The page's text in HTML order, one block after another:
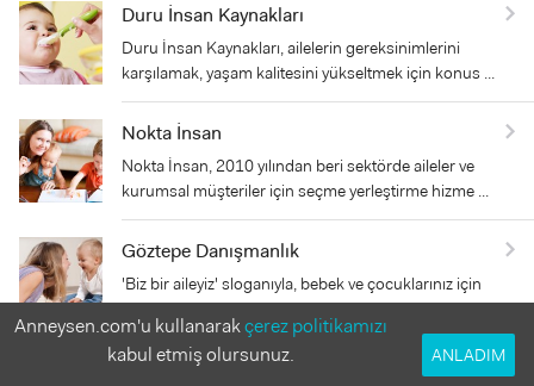
Duru İnsan Kaynakları
Duru İnsan Kaynakları, ailelerin gereksinimlerini
karşılamak, yaşam kalitesini yükseltmek için konus ...
Nokta İnsan
Nokta İnsan, 2010 yılından beri sektörde aileler ve
kurumsal müşteriler için seçme yerleştirme hizme ...
Göztepe Danışmanlık
'Biz bir aileyiz' sloganıyla, bebek ve çocuklarınız için
dadı, pedagog, çocuk bakıcısı ve 0-6 yaş ba ...
Nanny on Duty - Ailelere Özel Çözümlerde
Anneysen.com'u kullanarakçerez politikamızı
kabul etmiş olursunuz.
ANLADIM